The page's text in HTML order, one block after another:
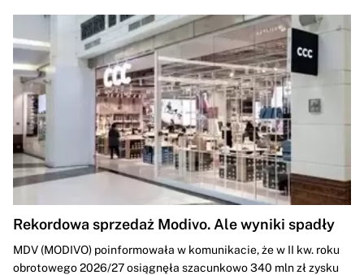
Rekordowa sprzedaż Modivo. Ale wyniki spadły
MDV (MODIVO) poinformowała w komunikacie, że w II kw. roku
obrotowego 2026/27 osiągnęła szacunkowo 340 mln zł zysku